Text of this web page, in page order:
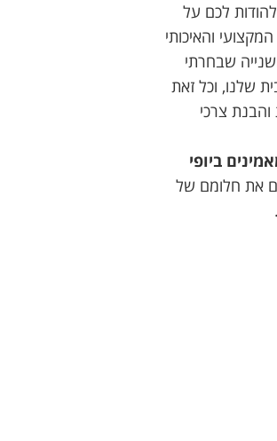
לכם על
והאיכותי
שבחרתי
שלנו, וכל זאת
והבנת צרכי
ביופי
את חלומם של